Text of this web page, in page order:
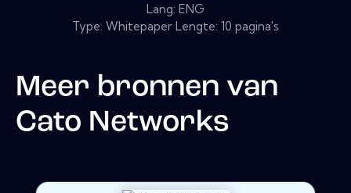
Lang: ENG
Type: Whitepaper Lengte: 10 pagina's
Meer bronnen van
Cato Networks